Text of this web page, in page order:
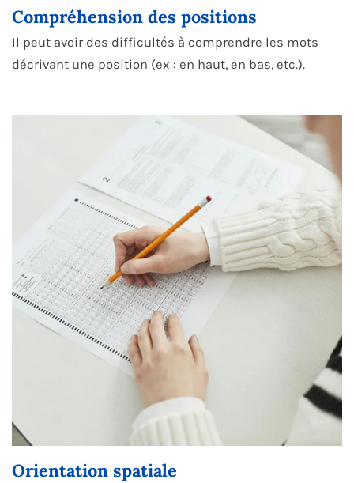
Compréhension des positions
Il peut avoir des difficultés à comprendre les mots
décrivant une position (ex : en haut, en bas, etc.).
Orientation spatiale